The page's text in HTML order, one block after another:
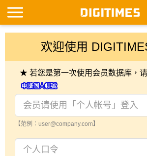
欢迎使用
★ 若您是第一次使用会员数据库，
【范例：user@company.com】